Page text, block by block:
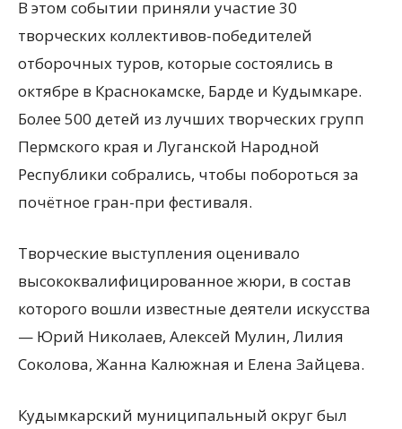
В этом событии приняли участие 30
творческих коллективов-победителей
отборочных туров, которые состоялись в
октябре в Краснокамске, Барде и Кудымкаре.
Более 500 детей из лучших творческих групп
Пермского края и Луганской Народной
Республики собрались, чтобы побороться за
почётное гран-при фестиваля.
Творческие выступления оценивало
высококвалифицированное жюри, в состав
которого вошли известные деятели искусства
— Юрий Николаев, Алексей Мулин, Лилия
Соколова, Жанна Калюжная и Елена Зайцева.
Кудымкарский муниципальный округ был